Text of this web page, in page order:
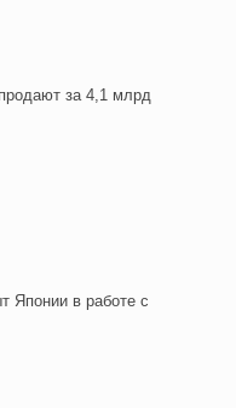
за 4,1 млрд
Японии в работе с